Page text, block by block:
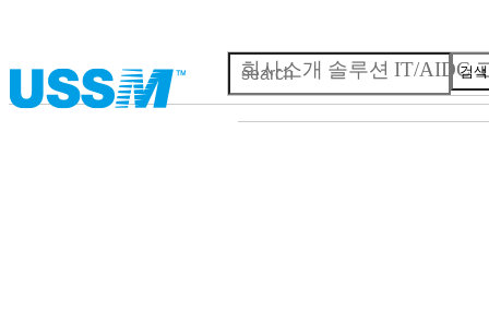
회사소개 솔루션 IT/AIDC검색